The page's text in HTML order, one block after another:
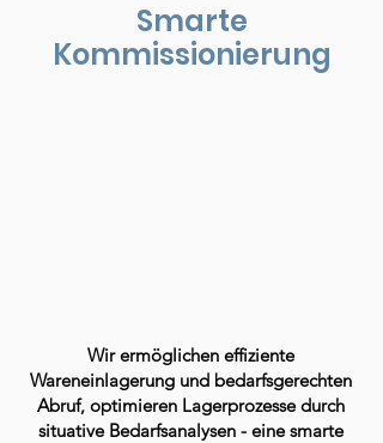
Smarte
Kommissionierung
Wir ermöglichen effiziente
Wareneinlagerung und bedarfsgerechten
Abruf, optimieren Lagerprozesse durch
situative Bedarfsanalysen - eine smarte